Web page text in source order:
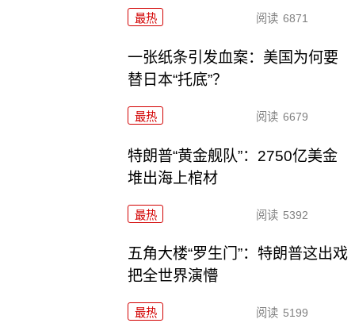
最热 阅读 6871
一张纸条引发血案：美国为何要
替日本“托底”？
最热 阅读 6679
特朗普“黄金舰队”：2750亿美金
堆出海上棺材
最热 阅读 5392
五角大楼“罗生门”：特朗普这出戏
把全世界演懵
最热 阅读 5199